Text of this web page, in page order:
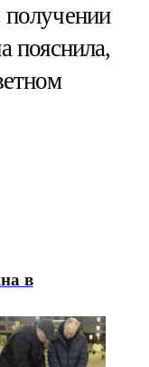
пояснила,
в